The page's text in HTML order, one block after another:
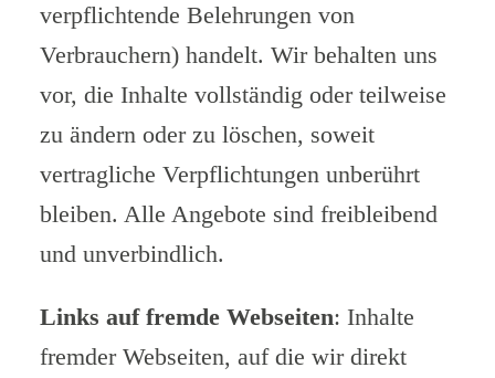
verpflichtende Belehrungen von
Verbrauchern) handelt. Wir behalten uns
vor, die Inhalte vollständig oder teilweise
zu ändern oder zu löschen, soweit
vertragliche Verpflichtungen unberührt
bleiben. Alle Angebote sind freibleibend
und unverbindlich.
Links auf fremde Webseiten: Inhalte
fremder Webseiten, auf die wir direkt